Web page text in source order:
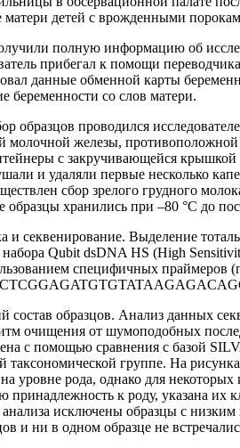
матери детей с врожденными
полную информацию об
прибегал к помощи
данные обменной карты
беременности со слов матери.
образцов проводился
молочной железы, противоположной
с закручивающейся
и удаляли первые несколько
сбор зрелого грудного
образцы хранились при –80 °C до
и секвенирование. Выделение
набора Qubit dsDNA HS (High
специфичных
состав образцов. Анализ данных
очищения от шумоподобных
с помощью сравнения с базой
таксономической группе. На
на уровне рода, однако для
принадлежность к роду, указана их
анализа исключены образцы с
и ни в одном образце не